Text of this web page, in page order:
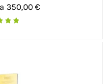
350,00 €